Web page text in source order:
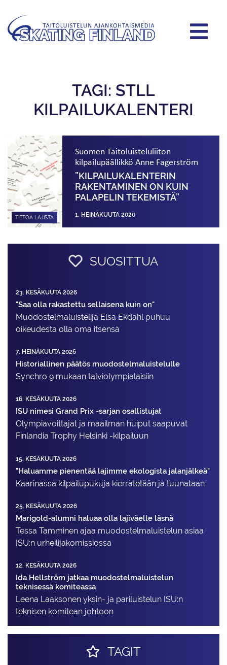
TAGI: STLL
KILPAILUKALENTERI
TIETOA LAJISTA
Suomen Taitoluisteluliiton
kilpailupäällikkö Anne Fagerström
”KILPAILUKALENTERIN
RAKENTAMINEN ON KUIN
PALAPELIN TEKEMISTÄ”
1. HEINÄKUUTA 2020
SUOSITTUA
23. KESÄKUUTA 2026
"Saa olla rakastettu sellaisena kuin on"
Muodostelma­luistelija Elsa Ekdahl puhuu
oikeudesta olla oma itsensä
7. HEINÄKUUTA 2026
Historiallinen päätös muodostelmaluistelulle
Synchro 9 mukaan talviolympialaisiin
16. KESÄKUUTA 2026
ISU nimesi Grand Prix -sarjan osallistujat
Olympiavoittajat ja maailman huiput saapuvat
Finlandia Trophy Helsinki -kilpailuun
15. KESÄKUUTA 2026
"Haluamme pienentää lajimme ekologista jalanjälkeä"
Kaarinassa kilpailupukuja kierrätetään ja tuunataan
25. KESÄKUUTA 2026
Marigold-alumni haluaa olla lajiväelle läsnä
Tessa Tamminen ajaa muodostelma­luistelun asiaa
ISU:n urheilija­komissiossa
12. KESÄKUUTA 2026
Ida Hellström jatkaa muodostelmaluistelun
teknisessä komiteassa
Leena Laaksonen yksin- ja pariluistelun ISU:n
teknisen komitean johtoon
TAGIT